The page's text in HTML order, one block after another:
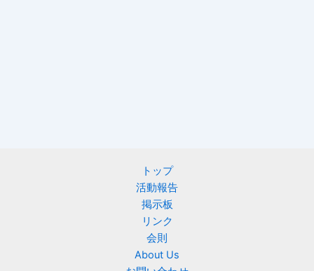
トップ
活動報告
掲示板
リンク
会則
About Us